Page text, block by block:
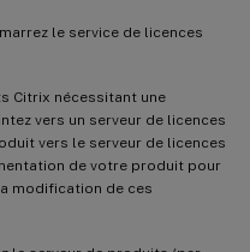
le service de licences
Citrix nécessitant une
vers un serveur de licences
vers le serveur de licences
de votre produit pour
modification de ces